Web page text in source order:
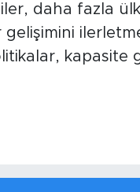
daha fazla
gelişimini
kapasite